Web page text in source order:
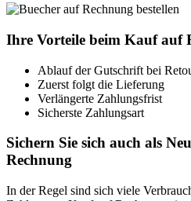
Ihre Vorteile beim Kauf auf
Ablauf der Gutschrift bei
Zuerst folgt die Lieferung
Verlängerte Zahlungsfrist
Sicherste Zahlungsart
Sichern Sie sich auch als
Rechnung
In der Regel sind sich viele